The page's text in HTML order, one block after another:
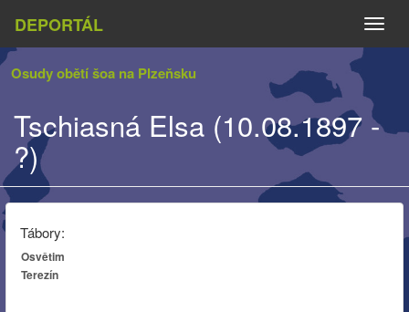
DEPORTÁL
Osudy obětí šoa na Plzeňsku
Tschiasná Elsa (10.08.1897 -
?)
Tábory:
Osvětim
Terezín